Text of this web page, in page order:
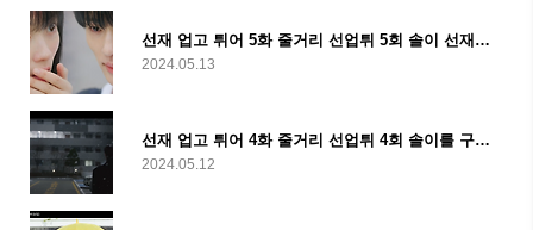
선재 업고 튀어 5화 줄거리 선업튀 5회 솔이 선재의 타임캡슐 및 6화 예고
2024.05.13
선재 업고 튀어 4화 줄거리 선업튀 4회 솔이를 구한 선재 및 5회 예고
2024.05.12